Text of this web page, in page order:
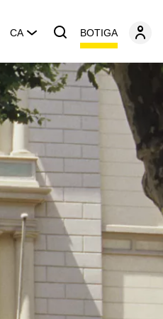
CA BOTIGA